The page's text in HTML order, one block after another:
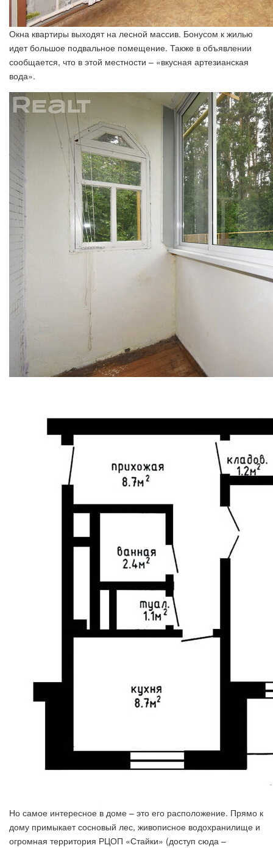
Окна квартиры выходят на лесной массив. Бонусом к жилью
идет большое подвальное помещение. Также в объявлении
сообщается, что в этой местности – «вкусная артезианская
вода».
Но самое интересное в доме – это его расположение. Прямо к
дому примыкает сосновый лес, живописное водохранилище и
огромная территория РЦОП «Стайки» (доступ сюда –